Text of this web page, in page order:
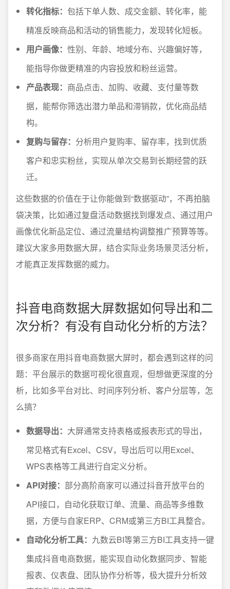
转化指标： 包括下单人数、成交金额、转化率，能
精准反映商品和活动的销售能力，发现转化短板。
用户画像： 性别、年龄、地域分布、兴趣偏好等，
能指导你做更精准的内容投放和粉丝运营。
产品表现： 商品点击、加购、收藏、支付量等数
据，能帮你筛选出潜力单品和滞销款，优化商品结
构。
复购与留存： 分析用户复购率、留存率，找到优质
客户和忠实粉丝，实现从单次交易到长期经营的跃
迁。
这些数据的价值在于让你能做到“数据驱动”，不再拍脑
袋决策，比如通过复盘活动数据找到爆发点、通过用户
画像优化新品定位、通过流量结构调整推广预算等等。
建议大家多用数据大屏，结合实际业务场景灵活分析，
才能真正发挥数据的威力。
抖音电商数据大屏数据如何导出和二
次分析？有没有自动化分析的方法？
很多商家在用抖音电商数据大屏时，都会遇到这样的问
题：平台展示的数据可视化很直观，但想做更深度的分
析，比如多平台对比、时间序列分析、客户分层等，怎
么搞？
数据导出： 大屏通常支持表格或报表形式的导出，
常见格式有Excel、CSV，导出后可以用Excel、
WPS表格等工具进行自定义分析。
API对接： 部分高阶商家可以通过抖音开放平台的
API接口，自动化获取订单、流量、商品等多维数
据，方便与自家ERP、CRM或第三方BI工具整合。
自动化分析工具： 九数云BI等第三方BI工具支持一键
集成抖音电商数据，能实现自动化数据同步、智能
报表、仪表盘、团队协作分析等，极大提升分析效